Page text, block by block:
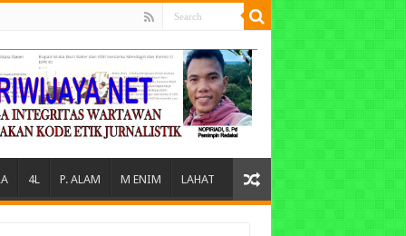
4L P. ALAM M ENIM LAHAT